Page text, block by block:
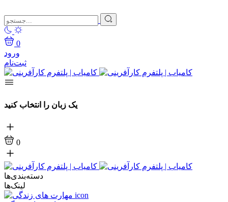
0
ورود
ثبت‌نام
یک زبان را انتخاب کنید
0
دسته‌بندی‌ها
لینک‌ها